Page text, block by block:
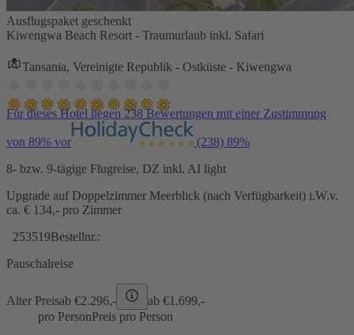
Ausflugspaket geschenkt
Kiwengwa Beach Resort - Traumurlaub inkl. Safari
Tansania, Vereinigte Republik - Ostküste - Kiwengwa
Für dieses Hotel liegen 238 Bewertungen mit einer Zustimmung
von 89% vor (238) 89%
8- bzw. 9-tägige Flugreise, DZ inkl. AI light
Upgrade auf Doppelzimmer Meerblick (nach Verfügbarkeit) i.W.v.
ca. € 134,- pro Zimmer
253519Bestellnr.:
Pauschalreise
Alter Preisab €2.296,- ab €1.699,-
pro PersonPreis pro Person